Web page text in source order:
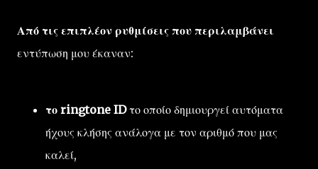
Από τις επιπλέον ρυθμίσεις που περιλαμβάνει
εντύπωση μου έκαναν:
το ringtone IDτο οποίο δημιουργεί αυτόματα
ήχους κλήσης ανάλογα με τον αριθμό που μας
καλεί,